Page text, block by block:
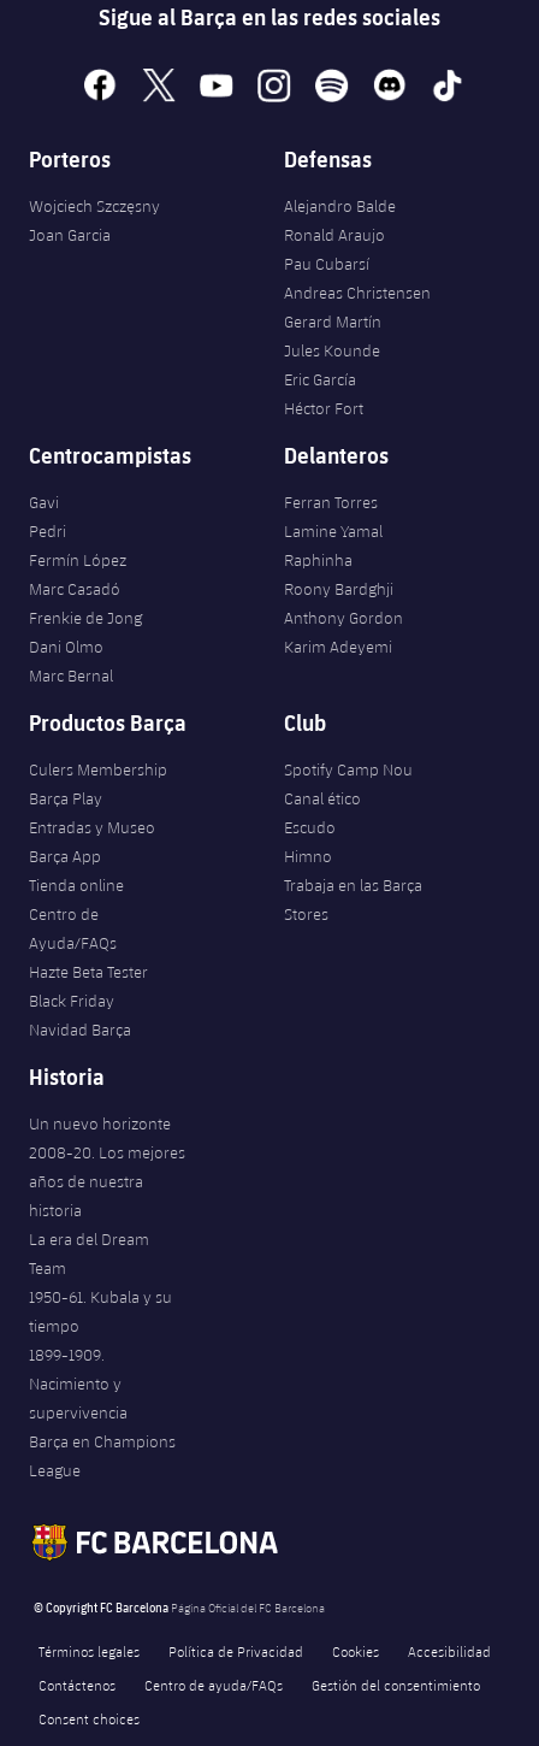
Sigue al Barça en las redes sociales
facebook
x youtubeinstagramspotify discord tiktok
Porteros
Wojciech Szczęsny
Joan Garcia
Defensas
Alejandro Balde
Ronald Araujo
Pau Cubarsí
Andreas Christensen
Gerard Martín
Jules Kounde
Eric García
Héctor Fort
Centrocampistas
Gavi
Pedri
Fermín López
Marc Casadó
Frenkie de Jong
Dani Olmo
Marc Bernal
Delanteros
Ferran Torres
Lamine Yamal
Raphinha
Roony Bardghji
Anthony Gordon
Karim Adeyemi
Productos Barça
Culers Membership
Barça Play
Entradas y Museo
Barça App
Tienda online
Centro de
Ayuda/FAQs
Hazte Beta Tester
Black Friday
Navidad Barça
Club
Spotify Camp Nou
Canal ético
Escudo
Himno
Trabaja en las Barça
Stores
Historia
Un nuevo horizonte
2008-20. Los mejores
años de nuestra
historia
La era del Dream
Team
1950-61. Kubala y su
tiempo
1899-1909.
Nacimiento y
supervivencia
Barça en Champions
League
© Copyright FC Barcelona Página Oficial del FC Barcelona
Términos legales Política de Privacidad Cookies
Accesibilidad
Contáctenos
Centro de ayuda/FAQs
Gestión del consentimiento
Consent choices